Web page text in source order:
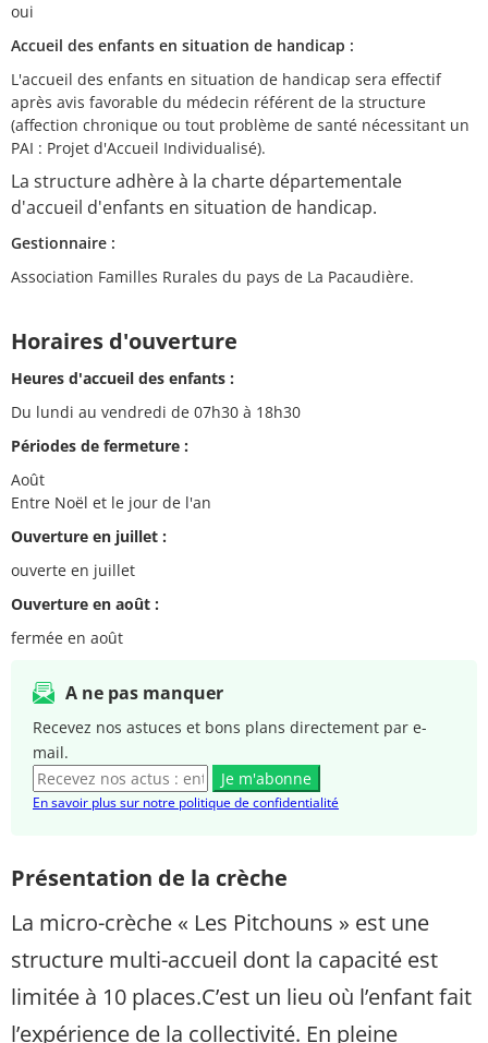
oui
Accueil des enfants en situation de handicap :
L'accueil des enfants en situation de handicap sera effectif
après avis favorable du médecin référent de la structure
(affection chronique ou tout problème de santé nécessitant un
PAI : Projet d'Accueil Individualisé).
La structure adhère à la charte départementale
d'accueil d'enfants en situation de handicap.
Gestionnaire :
Association Familles Rurales du pays de La Pacaudière.
Horaires d'ouverture
Heures d'accueil des enfants :
Du lundi au vendredi de 07h30 à 18h30
Périodes de fermeture :
Août
Entre Noël et le jour de l'an
Ouverture en juillet :
ouverte en juillet
Ouverture en août :
fermée en août
A ne pas manquer
Recevez nos astuces et bons plans directement par e-
mail.
Je m'abonne
En savoir plus sur notre politique de confidentialité
Présentation de la crèche
La micro-crèche « Les Pitchouns » est une
structure multi-accueil dont la capacité est
limitée à 10 places.C’est un lieu où l’enfant fait
l’expérience de la collectivité. En pleine